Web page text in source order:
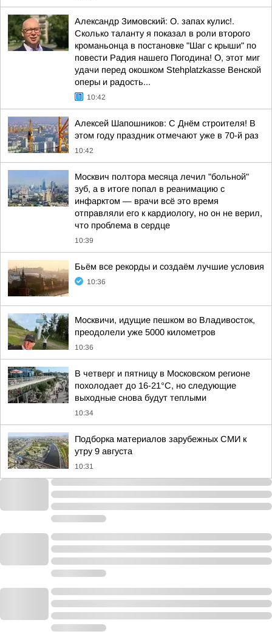
Александр Зимовский: О. запах кулис!.
Сколько таланту я показал в роли второго
кроманьонца в постановке "Шаг с крыши" по
повести Радия нашего Погодина! О, этот миг
удачи перед окошком Stehplatzkasse Венской
оперы и радость...
10:42
Алексей Шапошников: С Днём строителя! В
этом году праздник отмечают уже в 70-й раз
10:42
Москвич полтора месяца лечил "больной"
зуб, а в итоге попал в реанимацию с
инфарктом — врачи всё это время
отправляли его к кардиологу, но он не верил,
что проблема в сердце
10:39
Бьём все рекорды и создаём лучшие условия
10:36
Москвичи, идущие пешком во Владивосток,
преодолели уже 5000 километров
10:36
В четверг и пятницу в Московском регионе
похолодает до 16-21°C, но следующие
выходные снова будут теплыми
10:34
Подборка материалов зарубежных СМИ к
утру 9 августа
10:31